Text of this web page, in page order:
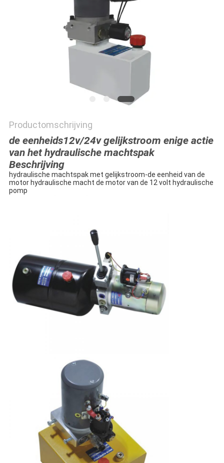
Productomschrijving
de eenheids12v/24v gelijkstroom enige actie
van het hydraulische machtspak
Beschrijving
hydraulische machtspak met gelijkstroom-de eenheid van de
motor hydraulische macht de motor van de 12 volt hydraulische
pomp